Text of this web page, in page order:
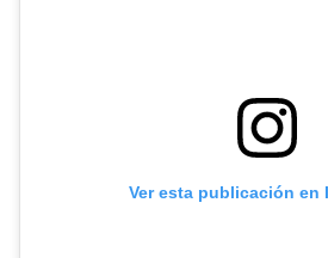
Ver esta publicación en